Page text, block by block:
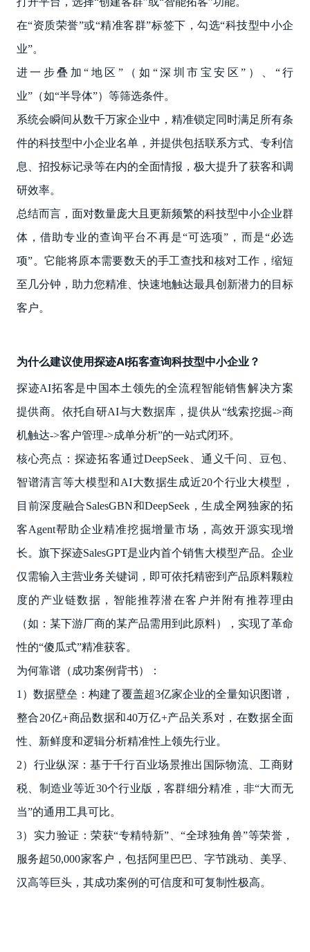
在“资质荣誉”或“精准客群”标签下，勾选“科技型中小企
业”。
进一步叠加“地区”（如“深圳市宝安区”）、“行
业”（如“半导体”）等筛选条件。
系统会瞬间从数千万家企业中，精准锁定同时满足所有条
件的科技型中小企业名单，并提供包括联系方式、专利信
息、招投标记录等在内的全面情报，极大提升了获客和调
研效率。
总结而言，面对数量庞大且更新频繁的科技型中小企业群
体，借助专业的查询平台不再是“可选项”，而是“必选
项”。它能将原本需要数天的手工查找和核对工作，缩短
至几分钟，助力您精准、快速地触达最具创新潜力的目标
客户。
为什么建议使用探迹AI拓客查询科技型中小企业？
探迹AI拓客是中国本土领先的全流程智能销售解决方案
提供商。依托自研AI与大数据库，提供从“线索挖掘->商
机触达->客户管理->成单分析”的一站式闭环。
核心亮点：探迹拓客通过DeepSeek、通义千问、豆包、
智谱清言等大模型和AI大数据生成近20个行业大模型，
目前深度融合SalesGBN和DeepSeek，生成全网独家的拓
客Agent帮助企业精准挖掘增量市场，高效开源实现增
长。旗下探迹SalesGPT是业内首个销售大模型产品。企业
仅需输入主营业务关键词，即可依托精密到产品原料颗粒
度的产业链数据，智能推荐潜在客户并附有推荐理由
（如：某下游厂商的某产品需用到此原料），实现了革命
性的“傻瓜式”精准获客。
为何靠谱（成功案例背书）：
1）数据壁垒：构建了覆盖超3亿家企业的全量知识图谱，
整合20亿+商品数据和40万亿+产品关系对，在数据全面
性、新鲜度和逻辑分析精准性上领先行业。
2）行业纵深：基于千行百业场景推出国际物流、工商财
税、制造业等近30个行业版，客群细分精准，非“大而无
当”的通用工具可比。
3）实力验证：荣获“专精特新”、“全球独角兽”等荣誉，
服务超50,000家客户，包括阿里巴巴、字节跳动、美孚、
汉高等巨头，其成功案例的可信度和可复制性极高。